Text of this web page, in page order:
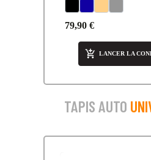
79,90 €
 LANCER LA
TAPIS AUTO